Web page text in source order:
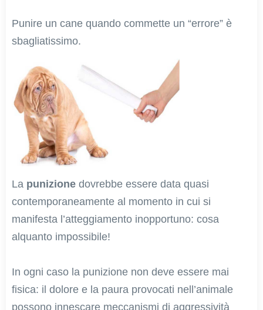
Punire un cane quando commette un “errore” è
sbagliatissimo.
La punizione dovrebbe essere data quasi
contemporaneamente al momento in cui si
manifesta l’atteggiamento inopportuno: cosa
alquanto impossibile!
In ogni caso la punizione non deve essere mai
fisica: il dolore e la paura provocati nell’animale
possono innescare meccanismi di aggressività